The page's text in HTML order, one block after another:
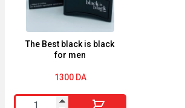
The Best black is black
for men
1300 DA
quantité